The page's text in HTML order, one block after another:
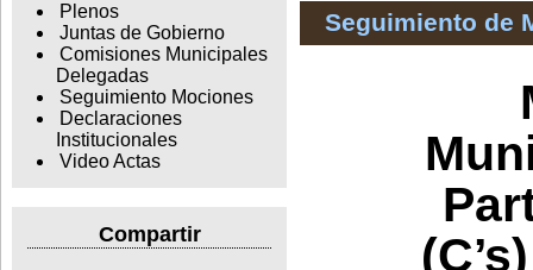
Plenos
Juntas de Gobierno
Comisiones Municipales
Delegadas
Seguimiento Mociones
Declaraciones
Institucionales
Video Actas
Compartir
Seguimiento de